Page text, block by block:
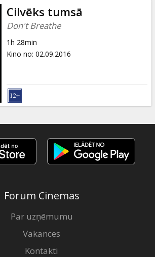
Cilvēks tumsā
Don't Breathe
1h 28min
Kino no: 02.09.2016
Forum Cinemas
Par uzņēmumu
Vakances
Kontakti